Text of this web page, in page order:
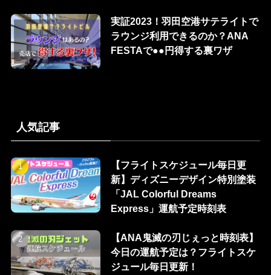
実証2023！羽田空港サテライトで
ラウンジ利用できるのか？ANA
FESTAで●●円得する裏ワザ
人気記事
【フライトスケジュール毎日更
新】ディズニーデザイン特別塗装
「JAL Colorful Dreams
Express」運航予定時刻表
【ANA鬼滅の刃じぇっと時刻表】
今日の運航予定は？フライトスケ
ジュール毎日更新！